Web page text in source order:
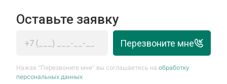
Оставьте заявку
Перезвоните мне
Нажав “Перезвоните мне” вы соглашаетесь наобработку
персональных данных